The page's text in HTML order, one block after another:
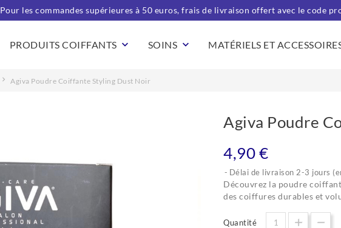
Pour les commandes supérieures à 50 euros, frais de livraison offert avec le code
PRODUITS COIFFANTS keyboard_arrow_down SOINS keyboard_arrow_down MATÉRIELS ET
Agiva Poudre Coiffante Styling Dust Noir
Agiva Poudre
4,90 €
Délai de livraison 2-3 jours
Découvrez la poudre
des coiffures durables et
Quantité